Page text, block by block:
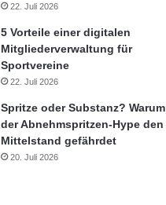
22. Juli 2026
5 Vorteile einer digitalen
Mitgliederverwaltung für
Sportvereine
22. Juli 2026
Spritze oder Substanz? Warum
der Abnehmspritzen-Hype den
Mittelstand gefährdet
20. Juli 2026